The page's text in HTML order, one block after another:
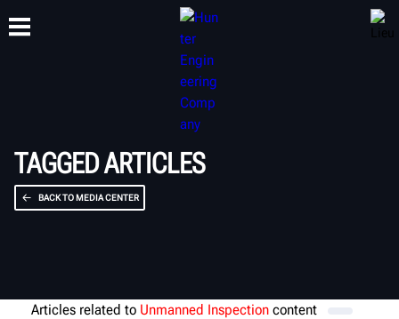
FORMATION
TAGGED ARTICLES
BACK TO MEDIA CENTER
Articles related to Unmanned Inspection content